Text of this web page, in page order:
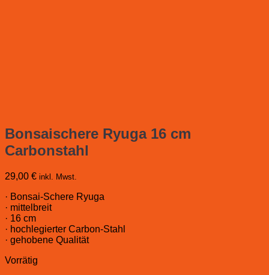
Bonsaischere Ryuga 16 cm
Carbonstahl
29,00 € inkl. Mwst.
· Bonsai-Schere Ryuga
· mittelbreit
· 16 cm
· hochlegierter Carbon-Stahl
· gehobene Qualität
Vorrätig